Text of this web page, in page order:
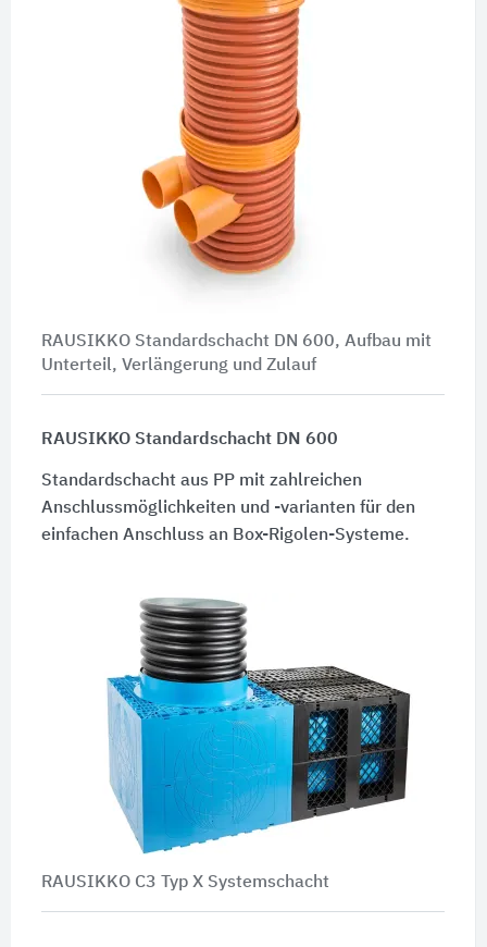
RAUSIKKO Standardschacht DN 600, Aufbau mit
Unterteil, Verlängerung und Zulauf
RAUSIKKO Standardschacht DN 600
Standardschacht aus PP mit zahlreichen
Anschlussmöglichkeiten und -varianten für den
einfachen Anschluss an Box-Rigolen-Systeme.
RAUSIKKO C3 Typ X Systemschacht